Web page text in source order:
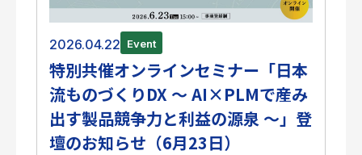
2026.04.22 Event
特別共催オンラインセミナー「日本
流ものづくりDX ～ AI×PLMで産み
出す製品競争力と利益の源泉 ～」登
壇のお知らせ（6月23日）